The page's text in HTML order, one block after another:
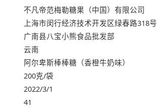
不凡帝范梅勒糖果（中国）有限公司
上海市闵行经济技术开发区绿春路318号
广南县八宝小熊食品批发部
云南
阿尔卑斯棒棒糖（香橙牛奶味）
200克/袋
2022/3/1
41